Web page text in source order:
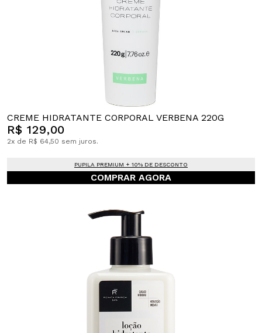
CREME HIDRATANTE CORPORAL VERBENA 220G
R$ 129,00
2x de R$ 64,50 sem juros.
PUPILA PREMIUM + 10% DE DESCONTO
COMPRAR AGORA